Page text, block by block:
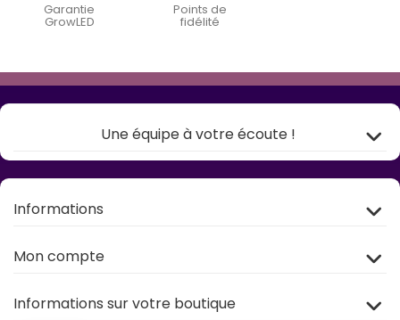
Garantie
GrowLED
Points de
fidélité
Une équipe à votre écoute !
Informations
Mon compte
Informations sur votre boutique